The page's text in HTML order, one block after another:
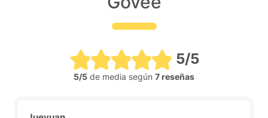
5/5
5/5 de media según 7 reseñas